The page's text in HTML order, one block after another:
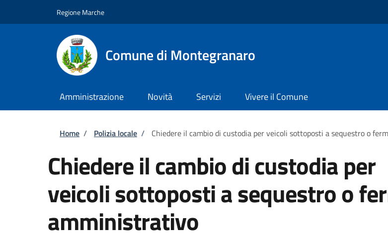
Regione Marche
Comune di Montegranaro
Amministrazione Novità Servizi Vivere il Comune
Briciole di pane
Home / Polizia locale / Chiedere il cambio di custodia per veicoli sottoposti a sequestro o
Chiedere il cambio di custodia per
veicoli sottoposti a sequestro o
amministrativo